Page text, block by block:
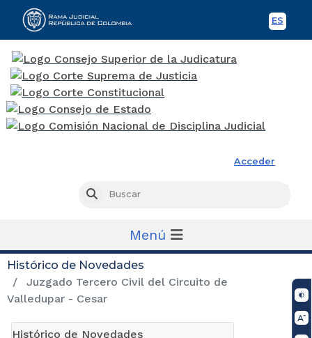
ES
Acceder
Buscar
Menú
Histórico de Novedades
Juzgado Tercero Civil del Circuito de
Valledupar - Cesar
Histórico de Novedades